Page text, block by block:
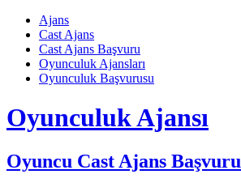
Skip
content
Ajans
Cast Ajans
Cast Ajans Başvuru
Oyunculuk Ajansları
Oyunculuk Başvurusu
Oyunculuk Ajansı
Oyuncu Cast Ajans Başvuru